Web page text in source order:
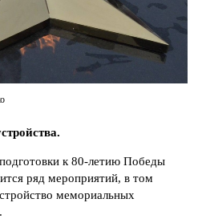
к 80-летию Победы
ряд мероприятий, в том
мемориальных